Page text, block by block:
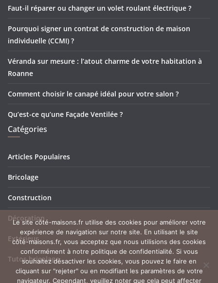
Faut-il réparer ou changer un volet roulant électrique ?
Pourquoi signer un contrat de construction de maison
individuelle (CCMI) ?
Véranda sur mesure : l’atout charme de votre habitation à
Roanne
Comment choisir le canapé idéal pour votre salon ?
Qu’est-ce qu’une Façade Ventilée ?
Catégories
Articles Populaires
Bricolage
Construction
Décoration
Extérieur
Tutos bricolage
Le site côté-maisons.fr utilise des cookies pour améliorer votre
expérience de navigation sur notre site. En utilisant le site
côté-maisons.fr, vous acceptez que nous utilisions des cookies
conformément à notre politique de confidentialité. Si vous
souhaitez désactiver les cookies, vous pouvez le faire en
cliquant sur "rejeter" ou en modifiant les paramètres de votre
navigateur. Cependant, veuillez noter que cela peut affecter